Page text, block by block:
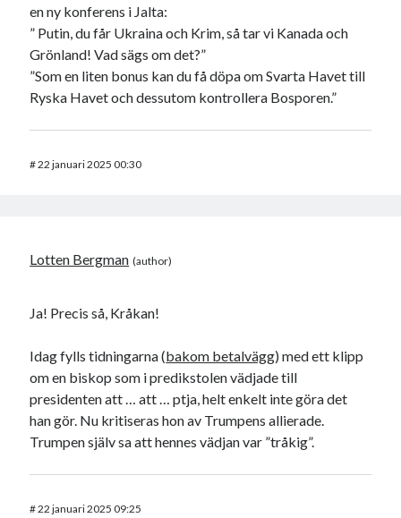
en ny konferens i Jalta:
” Putin, du får Ukraina och Krim, så tar vi Kanada och
Grönland! Vad sägs om det?”
”Som en liten bonus kan du få döpa om Svarta Havet till
Ryska Havet och dessutom kontrollera Bosporen.”
#22 januari 2025 00:30
Lotten Bergman
Ja! Precis så, Kråkan!
Idag fylls tidningarna (bakom betalvägg) med ett klipp
om en biskop som i predikstolen vädjade till
presidenten att … att … ptja, helt enkelt inte göra det
han gör. Nu kritiseras hon av Trumpens allierade.
Trumpen själv sa att hennes vädjan var ”tråkig”.
#22 januari 2025 09:25